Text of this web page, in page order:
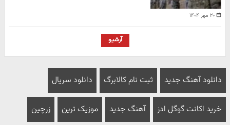
۲۰ مهر ۱۴۰۴
آرشیو
دانلود آهنگ جدید ثبت نام کالابرگ دانلود سریال
خرید اکانت گوگل ادز آهنگ جدید موزیک ترین زرچین